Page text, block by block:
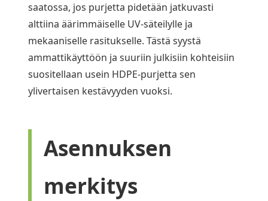
saatossa, jos purjetta pidetään jatkuvasti
alttiina äärimmäiselle UV-säteilylle ja
mekaaniselle rasitukselle. Tästä syystä
ammattikäyttöön ja suuriin julkisiin kohteisiin
suositellaan usein HDPE-purjetta sen
ylivertaisen kestävyyden vuoksi.
Asennuksen
merkitys